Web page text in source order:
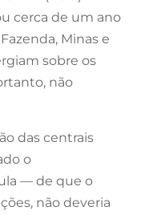
cerca de um ano
Minas e
sobre os
não
das centrais
o
— de que o
não deveria